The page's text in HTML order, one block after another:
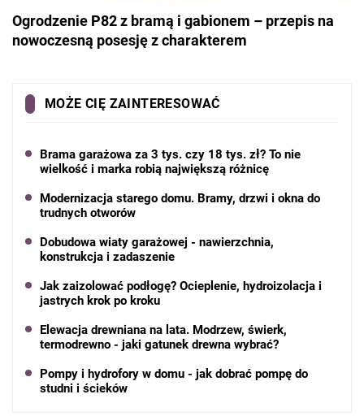
Ogrodzenie P82 z bramą i gabionem – przepis na
nowoczesną posesję z charakterem
MOŻE CIĘ ZAINTERESOWAĆ
Brama garażowa za 3 tys. czy 18 tys. zł? To nie
wielkość i marka robią największą różnicę
Modernizacja starego domu. Bramy, drzwi i okna do
trudnych otworów
Dobudowa wiaty garażowej - nawierzchnia,
konstrukcja i zadaszenie
Jak zaizolować podłogę? Ocieplenie, hydroizolacja i
jastrych krok po kroku
Elewacja drewniana na lata. Modrzew, świerk,
termodrewno - jaki gatunek drewna wybrać?
Pompy i hydrofory w domu - jak dobrać pompę do
studni i ścieków